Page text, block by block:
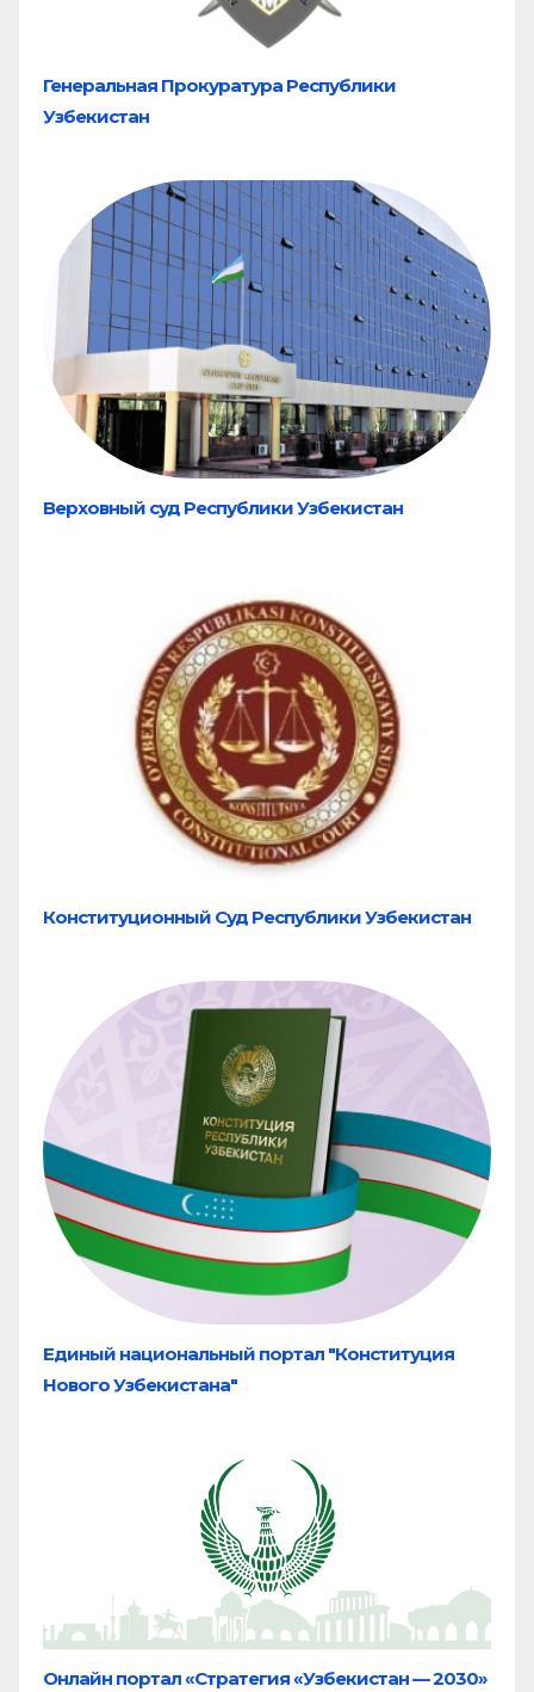
Генеральная Прокуратура Республики
Узбекистан
Верховный суд Республики Узбекистан
Конституционный Суд Республики Узбекистан
Единый национальный портал "Конституция
Нового Узбекистана"
Онлайн портал «Стратегия «Узбекистан — 2030»